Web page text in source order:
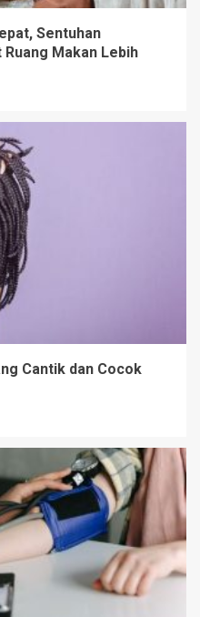
Sentuhan
Makan Lebih
Cantik dan Cocok